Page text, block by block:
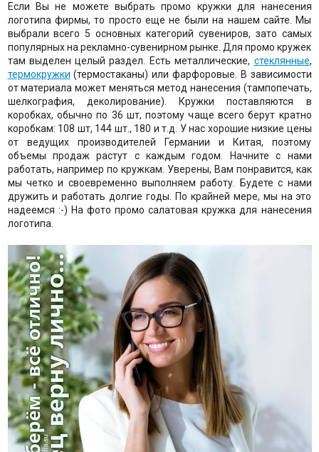
Если Вы не можете выбрать промо кружки для нанесения
логотипа фирмы, то просто еще не были на нашем сайте. Мы
выбрали всего 5 основных категорий сувениров, зато самых
популярных на рекламно-сувенирном рынке. Для промо кружек
там выделен целый раздел. Есть металлические, стеклянные,
термокружки (термостаканы) или фарфоровые. В зависимости
от материала может меняться метод нанесения (тампопечать,
шелкография, деколирование). Кружки поставляются в
коробках, обычно по 36 шт, поэтому чаще всего берут кратно
коробкам: 108 шт, 144 шт., 180 и т.д. У нас хорошие низкие цены
от ведущих производителей Германии и Китая, поэтому
объемы продаж растут с каждым годом. Начните с нами
работать, например по кружкам. Уверены, Вам понравится, как
мы четко и своевременно выполняем работу. Будете с нами
дружить и работать долгие годы. По крайней мере, мы на это
надеемся :-) На фото промо салатовая кружка для нанесения
логотипа.